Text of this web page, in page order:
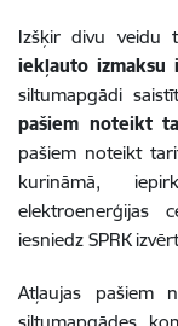
Izšķir divu veidu
iekļauto izmaksu
siltumapgādi
pašiem noteikt
pašiem noteikt
kurināmā,
elektroenerģijas
iesniedz SPRK
Atļaujas pašiem